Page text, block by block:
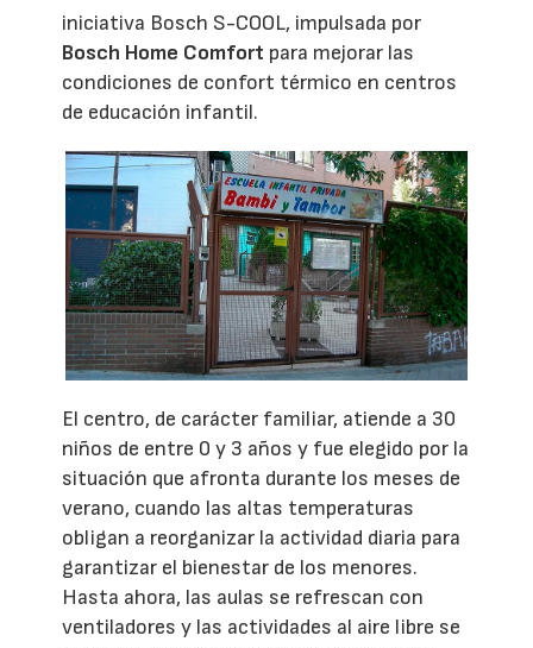
iniciativa Bosch S-COOL, impulsada por
Bosch Home Comfort para mejorar las
condiciones de confort térmico en centros
de educación infantil.
El centro, de carácter familiar, atiende a 30
niños de entre 0 y 3 años y fue elegido por la
situación que afronta durante los meses de
verano, cuando las altas temperaturas
obligan a reorganizar la actividad diaria para
garantizar el bienestar de los menores.
Hasta ahora, las aulas se refrescan con
ventiladores y las actividades al aire libre se